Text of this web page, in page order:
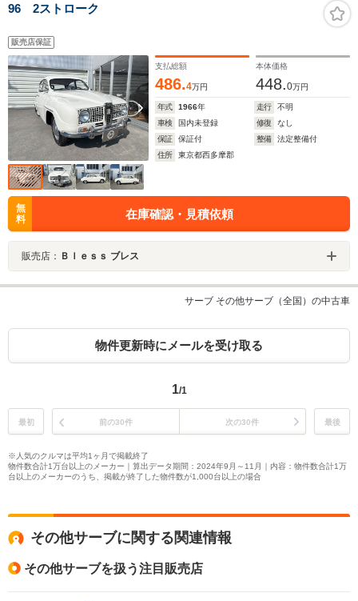
96 2ストローク
販売店保証
支払総額
486.4万円
本体価格
448.0万円
年式 1966年 走行
不明
車検
国内未登録 修復
なし
保証
保証付 整備
法定整備付
住所
東京都西多摩郡
無
料
在庫確認・見積依頼
販売店： Ｂｌｅｓｓ ブレス
サーブ その他サーブ（全国）の中古車
物件更新時にメールを受け取る
1/1
最初 前の30件 次の30件 最後
※人気のクルマは平均1ヶ月で掲載終了
物件数合計1万台以上のメーカー｜算出データ期間：2024年9月～11月｜内容：物件数合計1万
台以上のメーカーのうち、掲載が終了した物件数が1,000台以上の場合
その他サーブに関する関連情報
その他サーブを扱う注目販売店